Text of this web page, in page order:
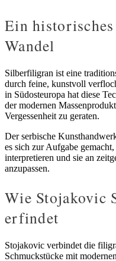
Ein
Wandel
Silberfiligran ist eine
durch feine, kunstvoll
in Südosteuropa hat diese
der modernen
Vergessenheit zu geraten.
Der serbische
es sich zur Aufgabe
interpretieren und sie an
anzupassen.
Wie Stojakovic
erfindet
Stojakovic verbindet die
Schmuckstücke mit